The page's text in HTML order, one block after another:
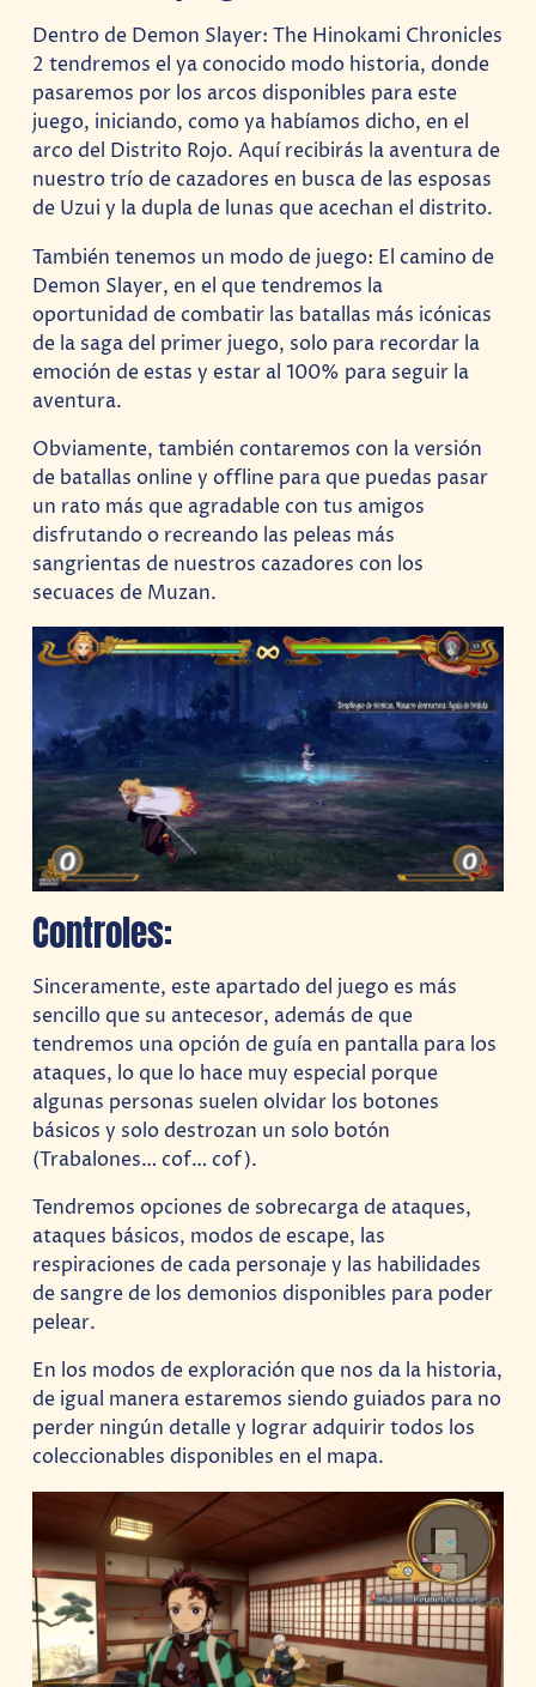
Dentro de Demon Slayer: The Hinokami Chronicles
2 tendremos el ya conocido modo historia, donde
pasaremos por los arcos disponibles para este
juego, iniciando, como ya habíamos dicho, en el
arco del Distrito Rojo. Aquí recibirás la aventura de
nuestro trío de cazadores en busca de las esposas
de Uzui y la dupla de lunas que acechan el distrito.
También tenemos un modo de juego: El camino de
Demon Slayer, en el que tendremos la
oportunidad de combatir las batallas más icónicas
de la saga del primer juego, solo para recordar la
emoción de estas y estar al 100% para seguir la
aventura.
Obviamente, también contaremos con la versión
de batallas online y offline para que puedas pasar
un rato más que agradable con tus amigos
disfrutando o recreando las peleas más
sangrientas de nuestros cazadores con los
secuaces de Muzan.
Controles:
Sinceramente, este apartado del juego es más
sencillo que su antecesor, además de que
tendremos una opción de guía en pantalla para los
ataques, lo que lo hace muy especial porque
algunas personas suelen olvidar los botones
básicos y solo destrozan un solo botón
(Trabalones… cof… cof).
Tendremos opciones de sobrecarga de ataques,
ataques básicos, modos de escape, las
respiraciones de cada personaje y las habilidades
de sangre de los demonios disponibles para poder
pelear.
En los modos de exploración que nos da la historia,
de igual manera estaremos siendo guiados para no
perder ningún detalle y lograr adquirir todos los
coleccionables disponibles en el mapa.